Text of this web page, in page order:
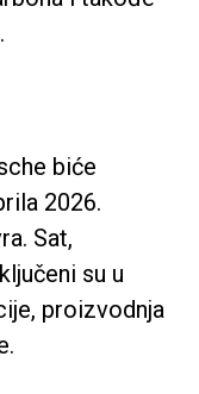
biće
2026.
Sat,
su u
proizvodnja